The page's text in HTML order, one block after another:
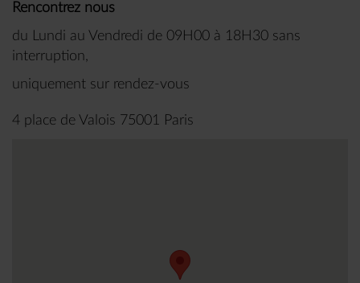
Rencontrez nous
du Lundi au Vendredi de 09H00 à 18H30 sans
interruption,
uniquement sur rendez-vous
4 place de Valois 75001 Paris